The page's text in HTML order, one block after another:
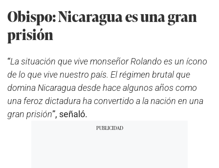
Obispo: Nicaragua es una gran
prisión
“La situación que vive monseñor Rolando es un ícono
de lo que vive nuestro país. El régimen brutal que
domina Nicaragua desde hace algunos años como
una feroz dictadura ha convertido a la nación en una
gran prisión”, señaló.